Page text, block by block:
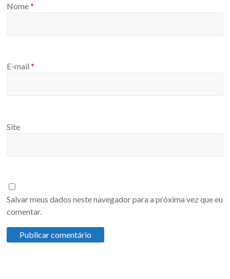
Nome*
E-mail*
Site
Salvar meus dados neste navegador para a próxima vez que eu
comentar.